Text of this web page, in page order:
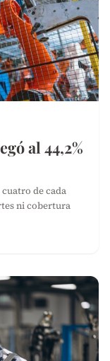
al 44,2%
de cada
ni cobertura